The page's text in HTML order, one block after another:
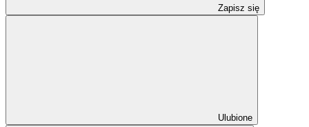
Zapisz się
Ulubione